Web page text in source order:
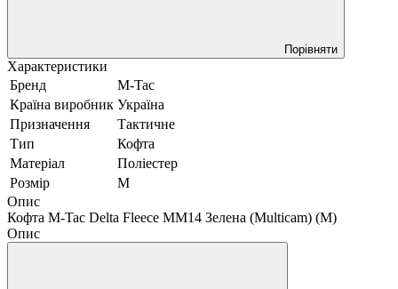
Порівняти
Характеристики
Бренд
M-Tac
Країна виробник Україна
Призначення
Тактичне
Тип
Кофта
Матеріал
Поліестер
Розмір
M
Опис
Кофта M-Tac Delta Fleece MM14 Зелена (Multicam) (M)
Опис